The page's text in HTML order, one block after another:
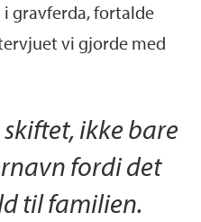
gravferda, fortalde
vi gjorde med
ikke bare
fordi det
til familien.